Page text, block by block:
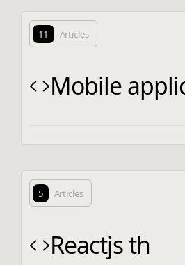
11 Articles
Mobile
5 Articles
Reactjs th